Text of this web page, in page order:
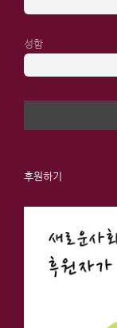
성함
후원하기